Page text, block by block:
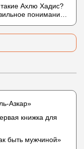
«биля кейфа»
Ахлю Хадис?
понимание
Азкар»
книжка для
быть мужчиной»